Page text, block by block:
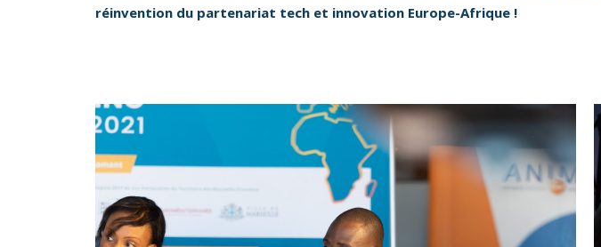
réinvention du partenariat tech et innovation Europe-Afrique !